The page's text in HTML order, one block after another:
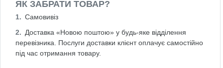
ЯК ЗАБРАТИ ТОВАР?
Самовивіз
Доставка «Новою поштою» у будь-яке відділення
перевізника. Послуги доставки клієнт оплачує самостійно
під час отримання товару.